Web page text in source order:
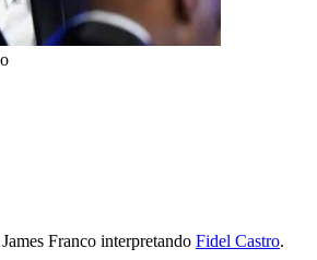
Franco interpretando Fidel Castro.